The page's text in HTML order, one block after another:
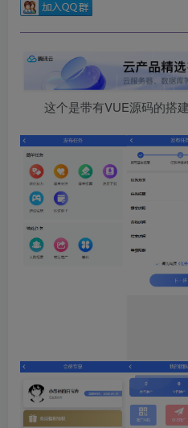
这个是带有VUE源码的搭